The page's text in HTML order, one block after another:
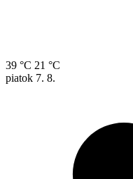
39 °C 21 °C
piatok 7. 8.